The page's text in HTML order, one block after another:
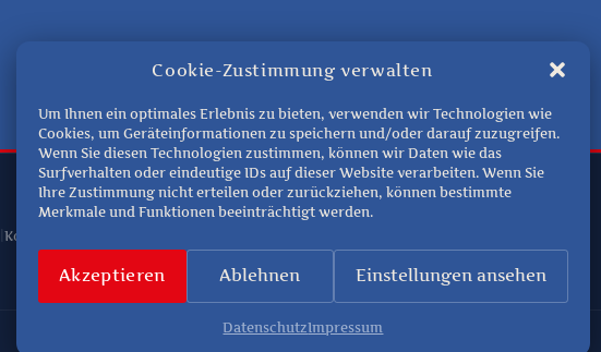
Cookie-Zustimmung verwalten
Um Ihnen ein optimales Erlebnis zu bieten, verwenden wir Technologien wie
Cookies, um Geräteinformationen zu speichern und/oder darauf zuzugreifen.
Wenn Sie diesen Technologien zustimmen, können wir Daten wie das
Surfverhalten oder eindeutige IDs auf dieser Website verarbeiten. Wenn Sie
Ihre Zustimmung nicht erteilen oder zurückziehen, können bestimmte
Merkmale und Funktionen beeinträchtigt werden.
Akzeptieren Ablehnen Einstellungen ansehen
DatenschutzImpressum
Kontakt
Copyright © 2026 Theaterverein D´Henaberger Bühne e.V. | Alle Rechte vorbehalten